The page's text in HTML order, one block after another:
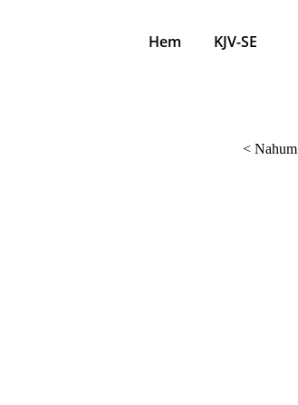
Hem KJV-SE
< Nahum